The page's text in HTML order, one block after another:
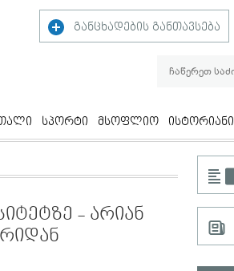
განცხადების განთავსება
სპორტი მსოფლიო ისტორიანი
- არიან